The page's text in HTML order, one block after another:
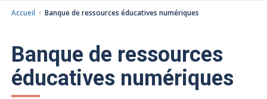
Accueil Banque de ressources éducatives numériques
Banque de ressources
éducatives numériques